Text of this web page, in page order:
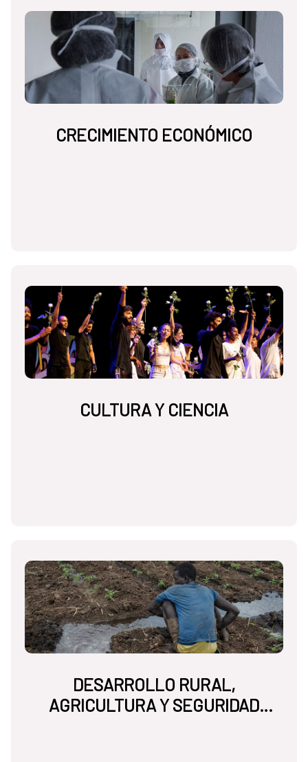
CRECIMIENTO ECONÓMICO
CULTURA Y CIENCIA
DESARROLLO RURAL,
AGRICULTURA Y SEGURIDAD